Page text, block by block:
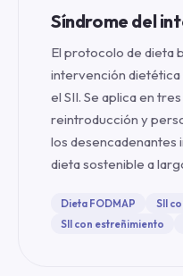
Síndrome del
El protocolo de dieta
intervención
el SII. Se aplica en
reintroducción y
los desencadenantes
dieta sostenible a
Dieta FODMAP
SII
SII con estreñimiento